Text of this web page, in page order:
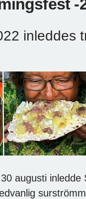
-
inleddes
augusti